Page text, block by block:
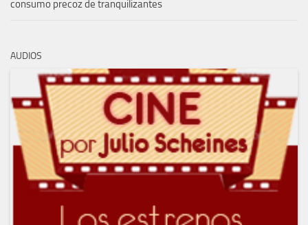
consumo precoz de tranquilizantes
AUDIOS